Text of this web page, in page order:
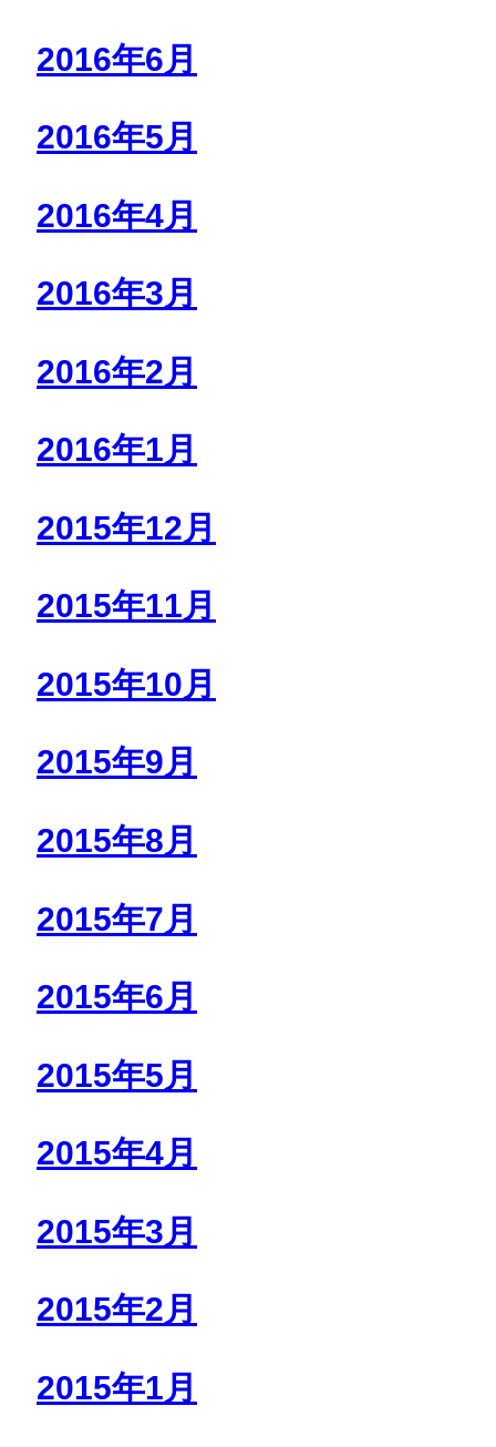
2016年6月
2016年5月
2016年4月
2016年3月
2016年2月
2016年1月
2015年12月
2015年11月
2015年10月
2015年9月
2015年8月
2015年7月
2015年6月
2015年5月
2015年4月
2015年3月
2015年2月
2015年1月